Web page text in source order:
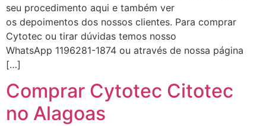
seu procedimento aqui e também ver
os depoimentos dos nossos clientes. Para comprar
Cytotec ou tirar dúvidas temos nosso
WhatsApp 1196281-1874 ou através de nossa página
[…]
Comprar Cytotec Citotec
no Alagoas
Helly
(1999997****
em http://www.proaborto.com)
Entao q seja
G (1199866**** em
http://www.proaborto.com)